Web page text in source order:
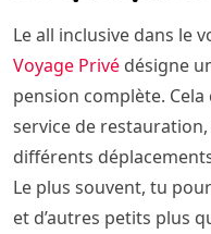
Le all inclusive dans le
Voyage Privé désigne
pension complète.
service de restauration,
différents
Le plus souvent, tu
et d’autres petits plus